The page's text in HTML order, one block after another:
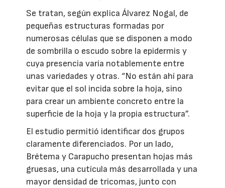
Se tratan, según explica Álvarez Nogal, de
pequeñas estructuras formadas por
numerosas células que se disponen a modo
de sombrilla o escudo sobre la epidermis y
cuya presencia varía notablemente entre
unas variedades y otras. “No están ahí para
evitar que el sol incida sobre la hoja, sino
para crear un ambiente concreto entre la
superficie de la hoja y la propia estructura”.
El estudio permitió identificar dos grupos
claramente diferenciados. Por un lado,
Brétema y Carapucho presentan hojas más
gruesas, una cutícula más desarrollada y una
mayor densidad de tricomas, junto con